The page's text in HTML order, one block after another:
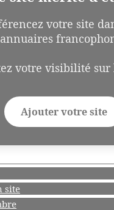
votre site
annuaires
votre visibilité sur
Ajouter votre site
site